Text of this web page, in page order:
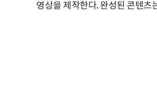
영상을 제작한다. 완성된 콘텐츠